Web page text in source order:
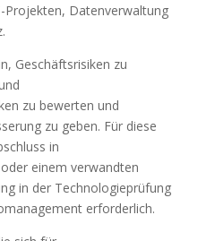
Projekten, Datenverwaltung
Geschäftsrisiken zu
zu bewerten und
zu geben. Für diese
in
einem verwandten
in der Technologieprüfung
erforderlich.